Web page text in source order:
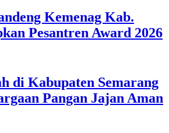
Kemenag Kab.
Pesantren Award 2026
di Kabupaten Semarang
Pangan Jajan Aman